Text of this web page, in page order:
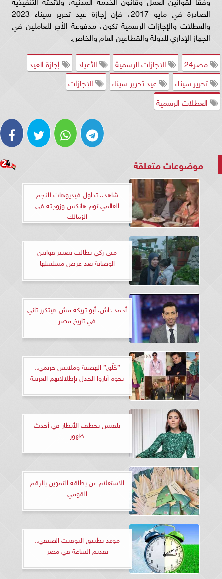
الصادرة في مايو 2017، فإن إجازة عيد تحرير سيناء 2023
والعطلات والإجازات الرسمية تكون، مدفوعة الأجر للعاملين في
الجهاز الإداري للدولة والقطاعين العام والخاص.
مصر24
الإجازات الرسمية الأعياد
إجازة العيد
تحرير سيناء
عيد تحرير سيناء
الإجازات
العطلات الرسمية
موضوعات متعلقة
شاهد.. تداول فيديوهات للنجم
العالمي توم هانكس وزوجته فى
الزمالك
منى زكي تطالب بتغيير قوانين
الوصاية بعد عرض مسلسلها
أحمد داش: أبو تريكة مش هيتكرر تاني
في تاريخ مصر
”حَلّق” الهضبة وملابس حريمي..
نجوم أثاروا الجدل بإطلالاتهم الغربية
بلقيس تخطف الأنظار في أحدث
ظهور
الاستعلام عن بطاقة التموين بالرقم
القومي
موعد تطبيق التوقيت الصيفي..
تقديم الساعة في مصر